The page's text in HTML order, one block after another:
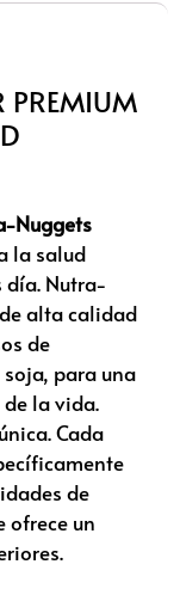
PREMIUM
Nuggets
la salud
día. Nutra-
alta calidad
de
para una
la vida.
Cada
de
ofrece un